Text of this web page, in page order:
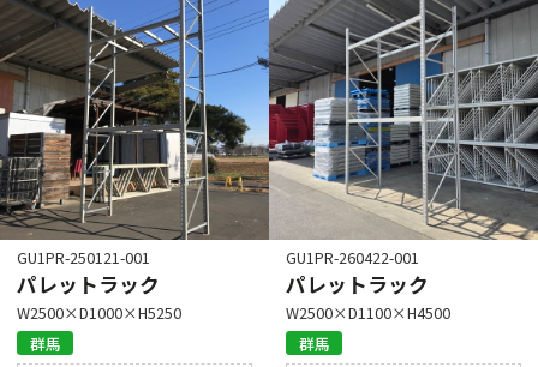
GU1PR-250121-001
パレットラック
W2500×D1000×H5250
群馬
GU1PR-260422-001
パレットラック
W2500×D1100×H4500
群馬